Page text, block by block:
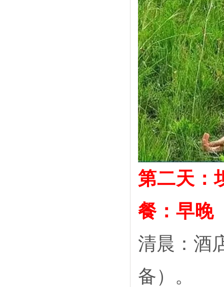
第二天：
餐：早晚
清晨：酒
备）。